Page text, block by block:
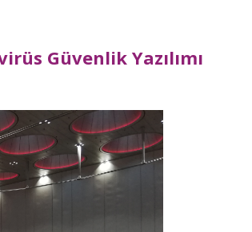
Güvenlik Yazılımı